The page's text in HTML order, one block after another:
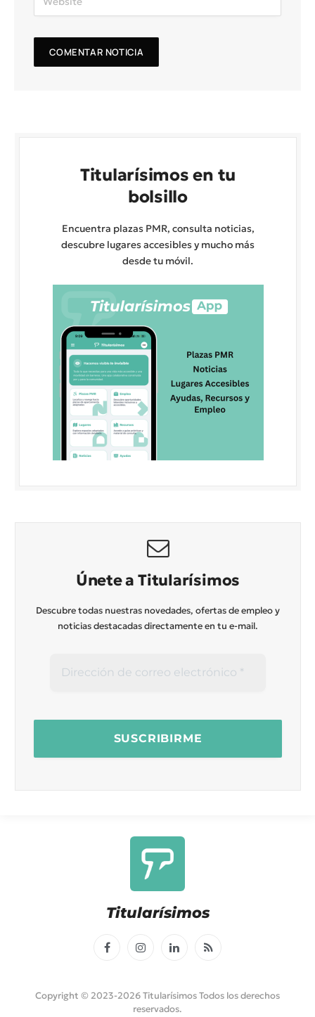
Titularísimos en tu
bolsillo
Encuentra plazas PMR, consulta noticias,
descubre lugares accesibles y mucho más
desde tu móvil.
Únete a Titularísimos
Descubre todas nuestras novedades, ofertas de empleo y
noticias destacadas directamente en tu e-mail.
Titularísimos
FacebookInstagramLinkedInRSS
Copyright © 2023-2026 Titularísimos Todos los derechos
reservados.